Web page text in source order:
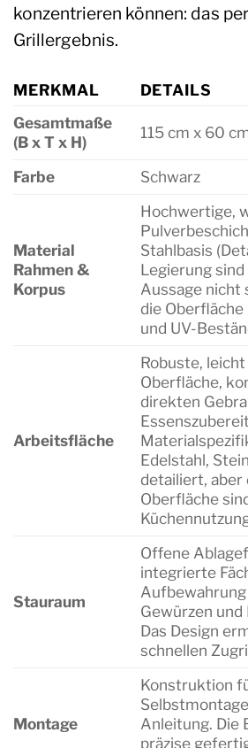
konzentrieren können: das
Grillergebnis.
MERKMAL
DETAILS
Gesamtmaße
(B x T x H)
115 cm x 60
Farbe Schwarz
Material
Rahmen &
Korpus
Hochwertige,
Stahlbasis
Legierung
Aussage nicht
die
und UV-
Arbeitsfläche
Robuste,
Oberfläche,
direkten
Edelstahl,
detailiert, aber
Oberfläche
Stauraum
Offene
integrierte
Aufbewahrung
Gewürzen
Das Design
schnellen
Montage
Konstruktion
Anleitung. Die
präzise